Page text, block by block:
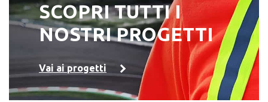
SCOPRI TUTTI I
NOSTRI PROGETTI
Vai ai progetti